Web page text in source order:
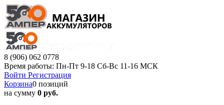
8 (906) 062 0778
Время работы: Пн-Пт 9-18 Сб-Вс 11-16 МСК
Войти Регистрация
Корзина0 позиций
на сумму 0 руб.